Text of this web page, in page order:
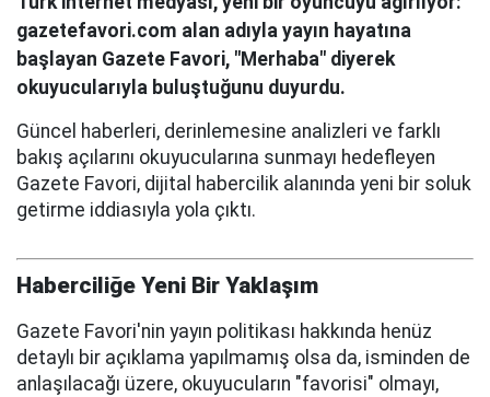
gazetefavori.com alan adıyla yayın hayatına
başlayan Gazete Favori, "Merhaba" diyerek
okuyucularıyla buluştuğunu duyurdu.
Güncel haberleri, derinlemesine analizleri ve farklı
bakış açılarını okuyucularına sunmayı hedefleyen
Gazete Favori, dijital habercilik alanında yeni bir soluk
getirme iddiasıyla yola çıktı.
Haberciliğe Yeni Bir Yaklaşım
Gazete Favori'nin yayın politikası hakkında henüz
detaylı bir açıklama yapılmamış olsa da, isminden de
anlaşılacağı üzere, okuyucuların "favorisi" olmayı,